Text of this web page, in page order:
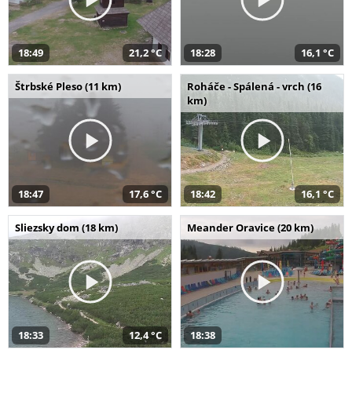
18:49 21,2 °C 18:28 16,1 °C
Štrbské Pleso (11 km)
18:47 17,6 °C
Roháče - Spálená - vrch (16
km)
18:42 16,1 °C
Sliezsky dom (18 km)
18:33 12,4 °C
Meander Oravice (20 km)
18:38